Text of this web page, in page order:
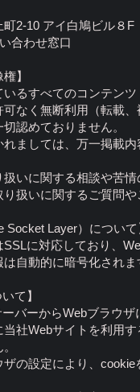
2-10 アイ白鳩ビル８F
合わせ窓口
】
るすべてのコンテン
なく無断利用（転載
認めておりません。
ましては、万一掲載
扱いに関する相談や苦情
扱いに関するご質問
Socket Layer）について
SSLに対応しており、
自動的に暗号化されま
て】
バーからWebブラウ
社Webサイトを利用
の設定により、cookie